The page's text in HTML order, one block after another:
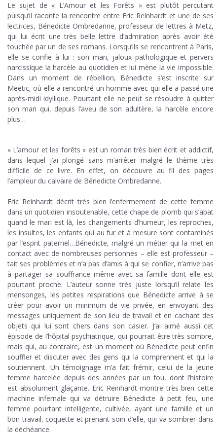
Le sujet de « L’Amour et les Forêts » est plutôt percutant
puisqu’il raconte la rencontre entre Eric Reinhardt et une de ses
lectrices, Bénedicte Ombredanne, professeur de lettres à Metz,
qui lui écrit une très belle lettre d’admiration après avoir été
touchée par un de ses romans. Lorsqu’ils se rencontrent à Paris,
elle se confie à lui : son mari, jaloux pathologique et pervers
narcissique la harcèle au quotidien et lui mène la vie impossible.
Dans un moment de rébellion, Bénedicte s’est inscrite sur
Meetic, où elle a rencontré un homme avec qui elle a passé une
après-midi idyllique. Pourtant elle ne peut se résoudre à quitter
son mari qui, depuis l’aveu de son adultère, la harcèle encore
plus…
« L’amour et les forêts » est un roman très bien écrit et addictif,
dans lequel j’ai plongé sans m’arrêter malgré le thème très
difficile de ce livre. En effet, on découvre au fil des pages
l’ampleur du calvaire de Bénedicte Ombredanne.
Eric Reinhardt décrit très bien l’enfermement de cette femme
dans un quotidien insoutenable, cette chape de plomb qui s’abat
quand le mari est là, les changements d’humeur, les reproches,
les insultes, les enfants qui au fur et à mesure sont contaminés
par l’esprit paternel…Bénedicte, malgré un métier qui la met en
contact avec de nombreuses personnes – elle est professeur –
tait ses problèmes et n’a pas d’amis à qui se confier, n’arrive pas
à partager sa souffrance même avec sa famille dont elle est
pourtant proche. L’auteur sonne très juste lorsqu’il relate les
mensonges, les petites respirations que Bénedicte arrive à se
créer pour avoir un minimum de vie privée, en envoyant des
messages uniquement de son lieu de travail et en cachant des
objets qui lui sont chers dans son casier. J’ai aimé aussi cet
épisode de l’hôpital psychiatrique, qui pourrait être très sombre,
mais qui, au contraire, est un moment où Bénedicte peut enfin
souffler et discuter avec des gens qui la comprennent et qui la
soutiennent. Un témoignage m’a fait frémir, celui de la jeune
femme harcelée depuis des années par un fou, dont l’histoire
est absolument glaçante. Eric Reinhardt montre très bien cette
machine infernale qui va détruire Bénedicte à petit feu, une
femme pourtant intelligente, cultivée, ayant une famille et un
bon travail, coquette et prenant soin d’elle, qui va sombrer dans
la déchéance.